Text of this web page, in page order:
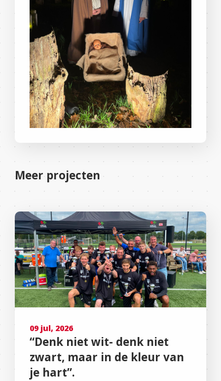
Meer projecten
09 jul, 2026
“Denk niet wit- denk niet
zwart, maar in de kleur van
je hart”.